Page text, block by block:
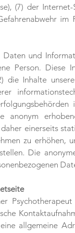
(7) der
im
und
Person.
die Inhalte
anonym
einerseits
zu
Die
allgemeine